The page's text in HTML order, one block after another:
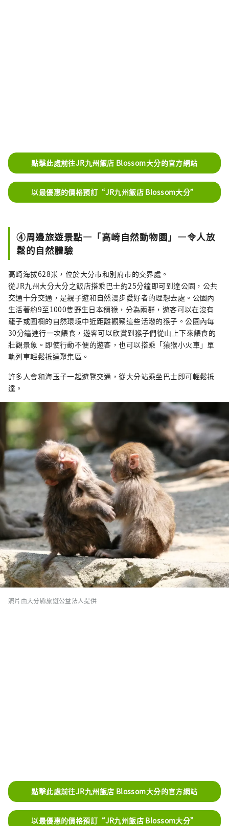
點擊此處前往JR九州飯店 Blossom大分的官方網站
以最優惠的價格預訂“JR九州飯店 Blossom大分”
④周邊旅遊景點—「高崎自然動物園」—令人放
鬆的自然體驗
高崎海拔628米，位於大分市和別府市的交界處。
從JR九州大分大分之飯店搭乘巴士約25分鐘即可到達公園，公共
交通十分交通，是親子遊和自然漫步愛好者的理想去處。公園內
生活著約9至1000隻野生日本獼猴，分為兩群，遊客可以在沒有
籠子或圍欄的自然環境中近距離觀察這些活潑的猴子。公園內每
30分鐘進行一次餵食，遊客可以欣賞到猴子們從山上下來餵食的
壯觀景象。即使行動不便的遊客，也可以搭乘「猿猴小火車」單
軌列車輕鬆抵達聚集區。
許多人會和海玉子一起遊覽交通，從大分站乘坐巴士即可輕鬆抵
達。
照片由大分縣旅遊公益法人提供
點擊此處前往JR九州飯店 Blossom大分的官方網站
以最優惠的價格預訂“JR九州飯店 Blossom大分”